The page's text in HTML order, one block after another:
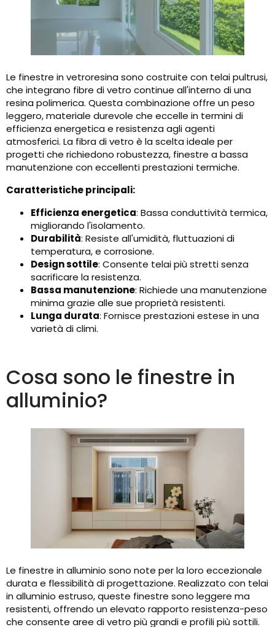
Le finestre in vetroresina sono costruite con telai pultrusi,
che integrano fibre di vetro continue all'interno di una
resina polimerica. Questa combinazione offre un peso
leggero, materiale durevole che eccelle in termini di
efficienza energetica e resistenza agli agenti
atmosferici. La fibra di vetro è la scelta ideale per
progetti che richiedono robustezza, finestre a bassa
manutenzione con eccellenti prestazioni termiche.
Caratteristiche principali:
Efficienza energetica: Bassa conduttività termica,
migliorando l'isolamento.
Durabilità: Resiste all'umidità, fluttuazioni di
temperatura, e corrosione.
Design sottile: Consente telai più stretti senza
sacrificare la resistenza.
Bassa manutenzione: Richiede una manutenzione
minima grazie alle sue proprietà resistenti.
Lunga durata: Fornisce prestazioni estese in una
varietà di climi.
Cosa sono le finestre in
alluminio?
Le finestre in alluminio sono note per la loro eccezionale
durata e flessibilità di progettazione. Realizzato con telai
in alluminio estruso, queste finestre sono leggere ma
resistenti, offrendo un elevato rapporto resistenza-peso
che consente aree di vetro più grandi e profili più sottili.